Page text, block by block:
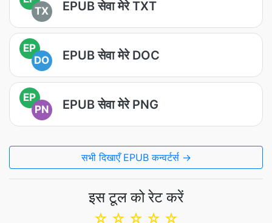
TX
EPUB सेवा मेरे TXT
EP
DO
EPUB सेवा मेरे DOC
EP
PN
EPUB सेवा मेरे PNG
सभी दिखाएँ EPUB कन्वर्टर्स →
इस टूल को रेट करें
☆
☆
☆
☆
☆